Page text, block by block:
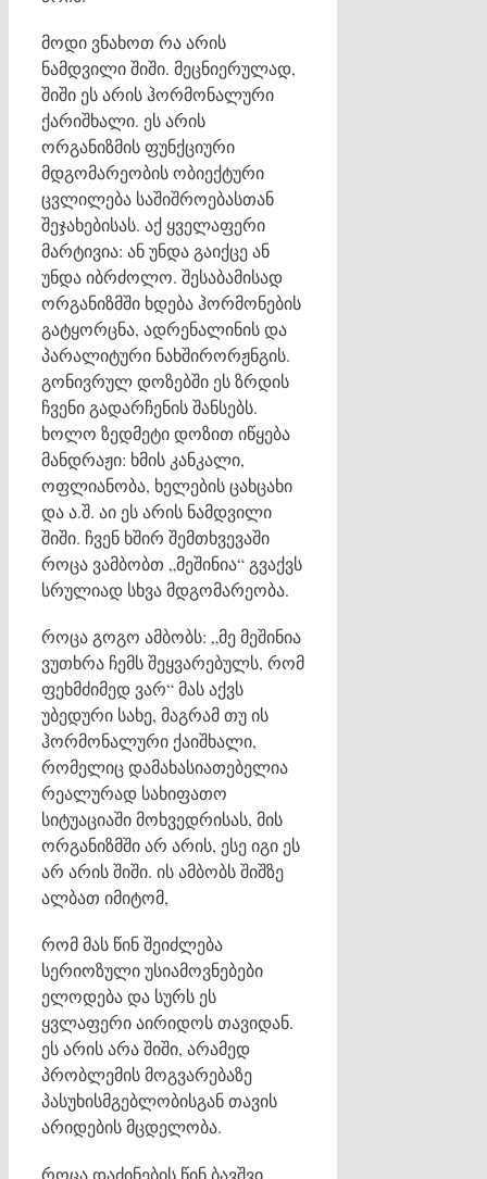
მოდი ვნახოთ რა არის
ნამდვილი შიში. მეცნიერულად,
შიში ეს არის ჰორმონალური
ქარიშხალი. ეს არის
ორგანიზმის ფუნქციური
მდგომარეობის ობიექტური
ცვლილება საშიშროებასთან
შეჯახებისას. აქ ყველაფერი
მარტივია: ან უნდა გაიქცე ან
უნდა იბრძოლო. შესაბამისად
ორგანიზმში ხდება ჰორმონების
გატყორცნა, ადრენალინის და
პარალიტური ნახშირორჟნგის.
გონივრულ დოზებში ეს ზრდის
ჩვენი გადარჩენის შანსებს.
ხოლო ზედმეტი დოზით იწყება
მანდრაჟი: ხმის კანკალი,
ოფლიანობა, ხელების ცახცახი
და ა.შ. აი ეს არის ნამდვილი
შიში. ჩვენ ხშირ შემთხვევაში
როცა ვამბობთ „მეშინია“ გვაქვს
სრულიად სხვა მდგომარეობა.
როცა გოგო ამბობს: „მე მეშინია
ვუთხრა ჩემს შეყვარებულს, რომ
ფეხმძიმედ ვარ“ მას აქვს
უბედური სახე, მაგრამ თუ ის
ჰორმონალური ქაიშხალი,
რომელიც დამახასიათებელია
რეალურად სახიფათო
სიტუაციაში მოხვედრისას, მის
ორგანიზმში არ არის, ესე იგი ეს
არ არის შიში. ის ამბობს შიშზე
ალბათ იმიტომ,
რომ მას წინ შეიძლება
სერიოზული უსიამოვნებები
ელოდება და სურს ეს
ყვლაფერი აირიდოს თავიდან.
ეს არის არა შიში, არამედ
პრობლემის მოგვარებაზე
პასუხისმგებლობისგან თავის
არიდების მცდელობა.
როცა დაძინების წინ ბავშვი